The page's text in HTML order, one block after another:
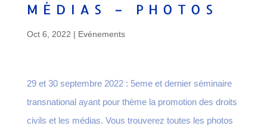
MÉDIAS – PHOTOS
Oct 6, 2022 | Evénements
29 et 30 septembre 2022 : 5eme et dernier séminaire
transnational ayant pour thème la promotion des droits
civils et les médias. Vous trouverez toutes les photos